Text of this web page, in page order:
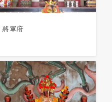
將軍府